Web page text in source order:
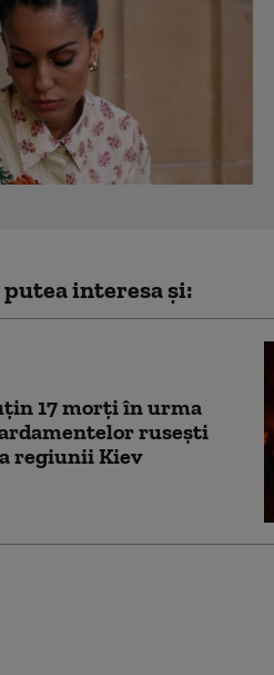
putea interesa și:
17 morți în urma
rusești
regiunii Kiev